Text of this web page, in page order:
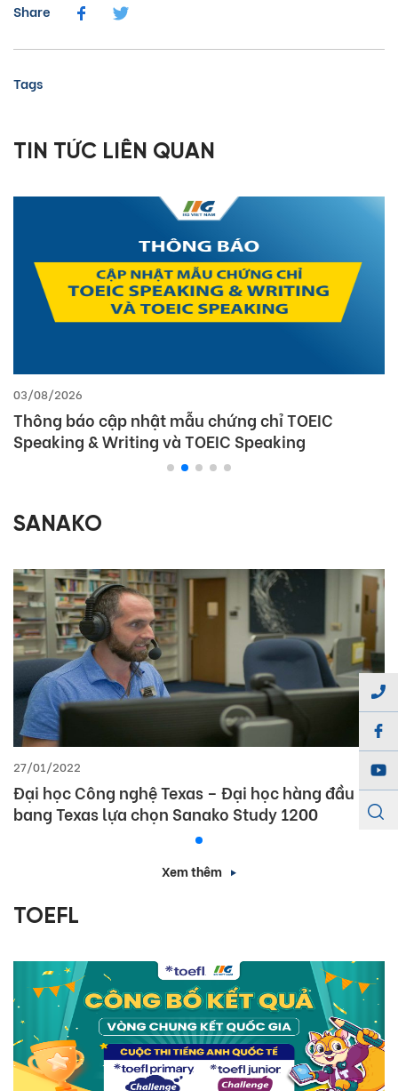
Share
Tags
TIN TỨC LIÊN QUAN
03/08/2026
Thông báo cập nhật mẫu chứng chỉ TOEIC
Speaking & Writing và TOEIC Speaking
SANAKO
27/01/2022
Đại học Công nghệ Texas – Đại học hàng đầu
bang Texas lựa chọn Sanako Study 1200
Xem thêm
TOEFL